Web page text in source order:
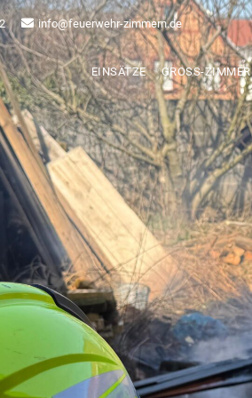
info@feuerwehr-zimmern.de
EINSÄTZE GROSS-ZIMMERN